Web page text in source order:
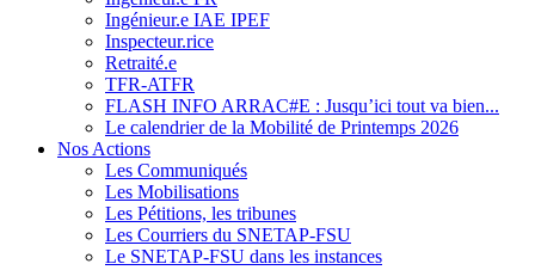
Ingénieur.e IAE IPEF
Inspecteur.rice
Retraité.e
TFR-ATFR
FLASH INFO ARRAC#E : Jusqu’ici tout va bien...
Le calendrier de la Mobilité de Printemps 2026
Nos Actions
Les Communiqués
Les Mobilisations
Les Pétitions, les tribunes
Les Courriers du SNETAP-FSU
Le SNETAP-FSU dans les instances